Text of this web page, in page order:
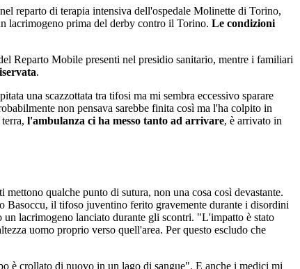
nel reparto di terapia intensiva dell'ospedale Molinette di Torino,
lacrimogeno prima del derby contro il Torino. Le condizioni
Reparto Mobile presenti nel presidio sanitario, mentre i familiari
.
una scazzottata tra tifosi ma mi sembra eccessivo sparare
non pensava sarebbe finita così ma l'ha colpito in
l'ambulanza ci ha messo tanto ad arrivare, è arrivato in
qualche punto di sutura, non una cosa così devastante.
Basoccu, il tifoso juventino ferito gravemente durante i disordini
lacrimogeno lanciato durante gli scontri. "L'impatto è stato
uomo proprio verso quell'area. Per questo escludo che
è crollato di nuovo in un lago di sangue". E anche i medici mi